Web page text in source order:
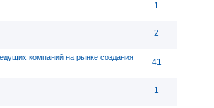
1
2
компаний на рынке создания
41
1